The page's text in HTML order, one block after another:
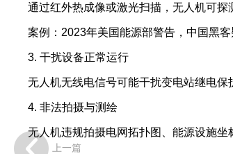
通过红外热成像或激光扫描，无人机可探
案例：2023年美国能源部警告，中国黑
3. 干扰设备正常运行
无人机无线电信号可能干扰变电站继电保
4. 非法拍摄与测绘
无人机违规拍摄电网拓扑图、能源设施坐
上一篇